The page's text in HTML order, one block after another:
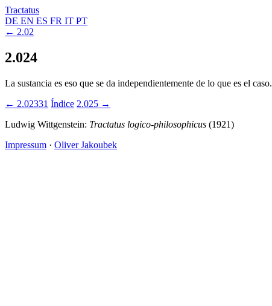
Tractatus
DE EN ES FR IT PT
← 2.02
2.024
La sustancia es eso que se da independientemente de lo que es el caso.
← 2.02331 Índice 2.025 →
Ludwig Wittgenstein: Tractatus logico-philosophicus (1921)
Impressum · Oliver Jakoubek